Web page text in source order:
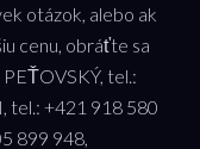
otázok, alebo ak
cenu, obráťte sa
tel.:
tel.: +421 918 580
899 948,